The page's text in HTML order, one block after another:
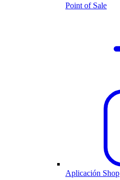
Point of Sale
Aplicación Shop